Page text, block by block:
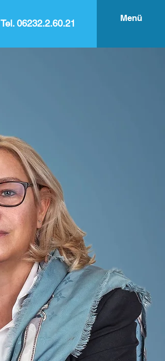
Tel. 06232.2.60.21 Menü